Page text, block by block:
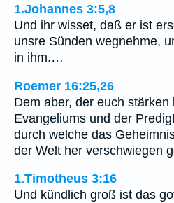
1.Johannes 3:5,8
Und ihr wisset, daß er ist
unsre Sünden wegnehme,
in ihm.…
Roemer 16:25,26
Dem aber, der euch
Evangeliums und der
durch welche das
der Welt her verschwiegen
1.Timotheus 3:16
Und kündlich groß ist das